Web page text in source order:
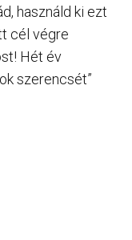
használd ki ezt
cél végre
Hét év
szerencsét”